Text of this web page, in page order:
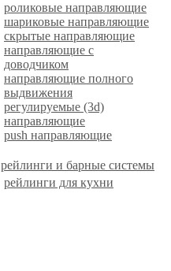
роликовые направляющие
шариковые направляющие
скрытые направляющие
направляющие с
доводчиком
направляющие полного
выдвижения
регулируемые (3d)
направляющие
push направляющие
рейлинги и барные системы
рейлинги для кухни